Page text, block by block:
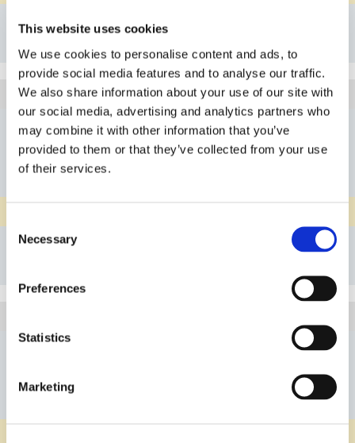
This website uses cookies
We use cookies to personalise content and ads, to
provide social media features and to analyse our traffic.
We also share information about your use of our site with
our social media, advertising and analytics partners who
may combine it with other information that you’ve
provided to them or that they’ve collected from your use
of their services.
Selection
Necessary
Preferences
Statistics
Marketing
書籤
項目 3F333GG14PN
A端聯接規格 G1/4"
B端聯接規格G1/4"
Details
A端聯接規格